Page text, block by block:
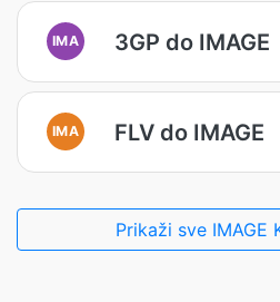
IMA 3GP do IMAGE
IMA FLV do IMAGE
Prikaži sve